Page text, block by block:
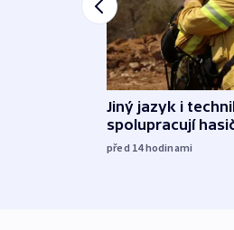
Jiný jazyk i
spolupracují
před 14hodinami